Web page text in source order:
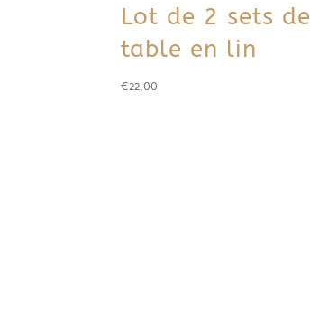
Lot de 2 sets de
table en lin
€22,00